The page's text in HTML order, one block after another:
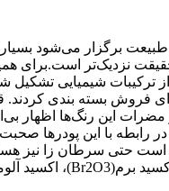
برگزار می‌شود
نزدیک‌تر است.برای
این رنگ‌ها‌ اظهار
می کنند که قیمت کمتری دارد. با
سرطان زا نیز هستند.